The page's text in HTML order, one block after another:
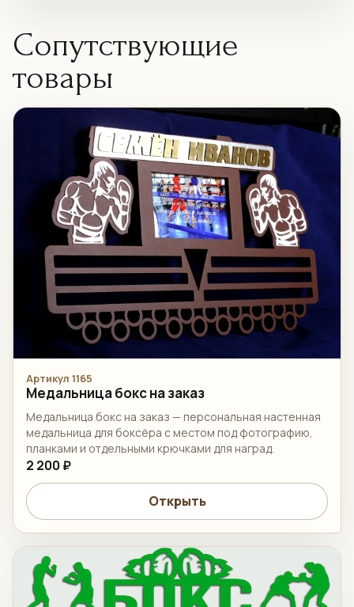
Сопутствующие
товары
Артикул 1165
Медальница бокс на заказ
Медальница бокс на заказ — персональная настенная
медальница для боксёра с местом под фотографию,
планками и отдельными крючками для наград.
2 200 ₽
Открыть